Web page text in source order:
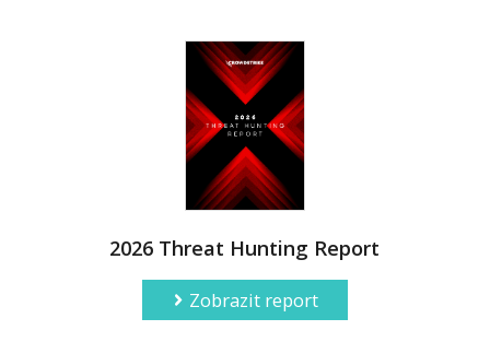
2026 Threat Hunting Report
Zobrazit report